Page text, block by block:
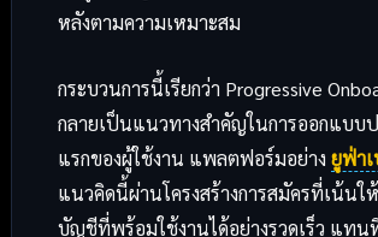
หลังตามความเหมาะสม
กระบวนการนี้เรียกว่า Progressive
กลายเป็นแนวทางสำคัญในการออกแบบ
แรกของผู้ใช้งาน แพลตฟอร์มอย่างยูฟ่า
แนวคิดนี้ผ่านโครงสร้างการสมัครที่เน้นใ
บัญชีที่พร้อมใช้งานได้อย่างรวดเร็ว แทน